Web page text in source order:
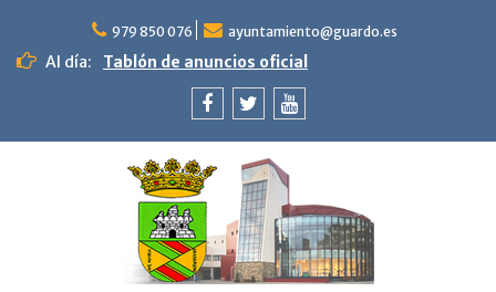
contenido
979 850 076 ayuntamiento@guardo.es
Al día: Tablón de anuncios oficial